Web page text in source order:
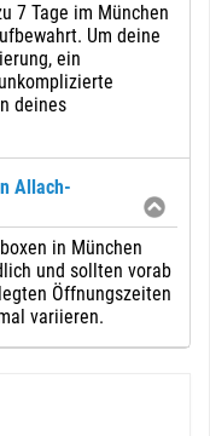
7 Tage im München
Um deine
ein
deines
Allach-
in München
und sollten vorab
Öffnungszeiten
variieren.